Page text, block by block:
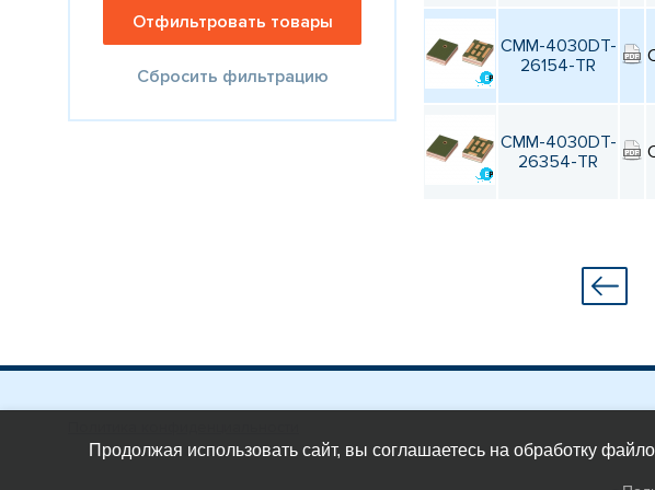
Сбросить фильтрацию
CMM-4030DT-
26154-TR
CMM-4030DT-
26354-TR
Продолжая использовать сайт, вы соглашаетесь на обработку